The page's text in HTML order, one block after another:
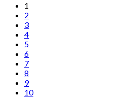
1
2
3
4
5
6
7
8
9
10